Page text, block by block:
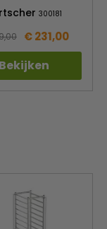
300181
€ 231,00
Bekijken